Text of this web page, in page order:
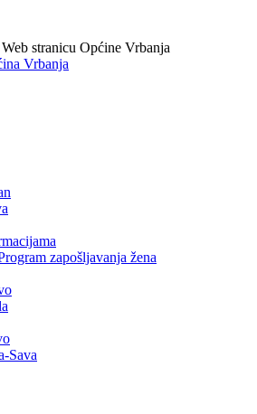
stranicu Općine Vrbanja
zapošljavanja žena
Sava